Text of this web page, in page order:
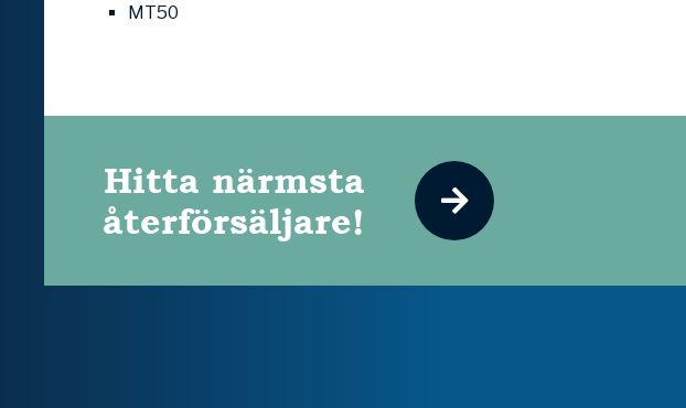
MT50
Hitta närmsta
återförsäljare!